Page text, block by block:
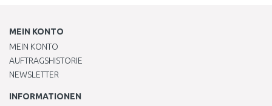
MEIN KONTO
MEIN KONTO
AUFTRAGSHISTORIE
NEWSLETTER
INFORMATIONEN